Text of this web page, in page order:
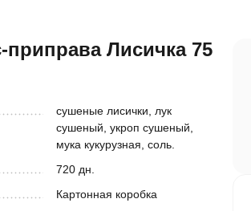
приправа Лисичка 75
сушеные лисички, лук
сушеный, укроп сушеный,
мука кукурузная, соль.
720 дн.
Картонная коробка